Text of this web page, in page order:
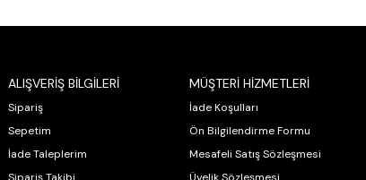
ALIŞVERİŞ BİLGİLERİ
Sipariş
Sepetim
İade Taleplerim
Sipariş Takibi
MÜŞTERİ HİZMETLERİ
İade Koşulları
Ön Bilgilendirme Formu
Mesafeli Satış Sözleşmesi
Üyelik Sözleşmesi